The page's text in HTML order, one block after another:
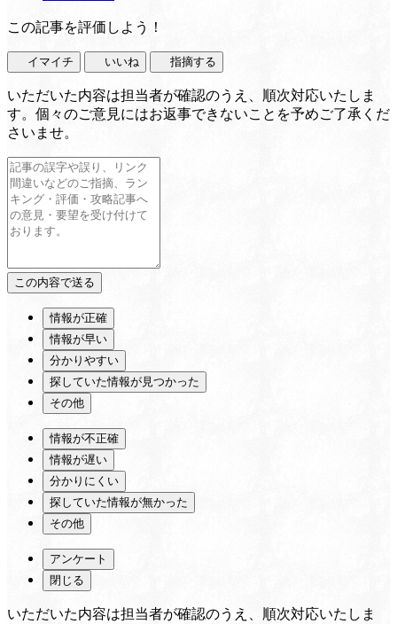
この記事を評価しよう！
イマイチ いいね 指摘する
いただいた内容は担当者が確認のうえ、順次対応いたしま
す。個々のご意見にはお返事できないことを予めご了承くだ
さいませ。
情報が正確
情報が早い
分かりやすい
探していた情報が見つかった
その他
情報が不正確
情報が遅い
分かりにくい
探していた情報が無かった
その他
アンケート
閉じる
いただいた内容は担当者が確認のうえ、順次対応いたしま